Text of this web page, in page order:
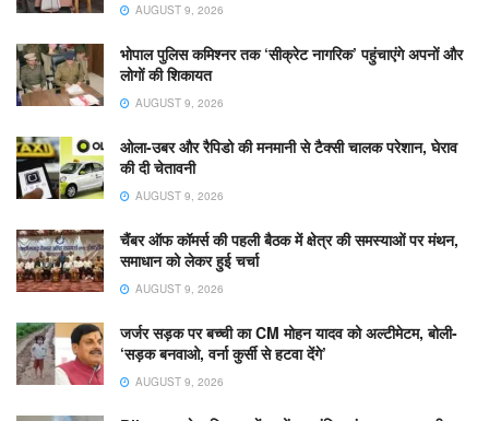
AUGUST 9, 2026
भोपाल पुलिस कमिश्नर तक ‘सीक्रेट नागरिक’ पहुंचाएंगे अपनों और
लोगों की शिकायत
AUGUST 9, 2026
ओला-उबर और रैपिडो की मनमानी से टैक्सी चालक परेशान, घेराव
की दी चेतावनी
AUGUST 9, 2026
चैंबर ऑफ कॉमर्स की पहली बैठक में क्षेत्र की समस्याओं पर मंथन,
समाधान को लेकर हुई चर्चा
AUGUST 9, 2026
जर्जर सड़क पर बच्ची का CM मोहन यादव को अल्टीमेटम, बोली-
‘सड़क बनवाओ, वर्ना कुर्सी से हटवा देंगे’
AUGUST 9, 2026